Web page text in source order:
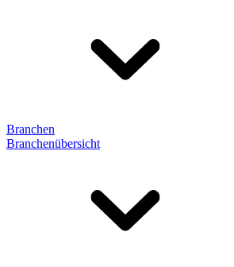
Branchen
Branchenübersicht